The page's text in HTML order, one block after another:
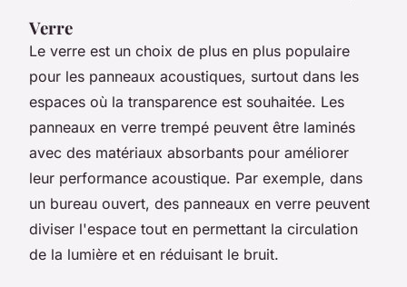
Verre
Le verre est un choix de plus en plus populaire
pour les panneaux acoustiques, surtout dans les
espaces où la transparence est souhaitée. Les
panneaux en verre trempé peuvent être laminés
avec des matériaux absorbants pour améliorer
leur performance acoustique. Par exemple, dans
un bureau ouvert, des panneaux en verre peuvent
diviser l'espace tout en permettant la circulation
de la lumière et en réduisant le bruit.